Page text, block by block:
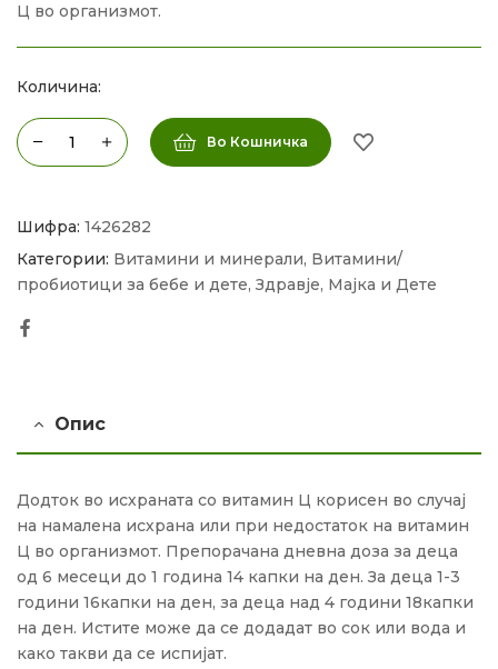
Ц во организмот.
Количина:
Во Кошничка
Шифра: 1426282
Категории: Витамини и минерали, Витамини/
пробиотици за бебе и дете, Здравје, Мајка и Дете
Опис
Додток во исхраната со витамин Ц корисен во случај
на намалена исхрана или при недостаток на витамин
Ц во организмот. Препорачана дневна доза за деца
од 6 месеци до 1 година 14 капки на ден. За деца 1-3
години 16капки на ден, за деца над 4 години 18капки
на ден. Истите може да се додадат во сок или вода и
како такви да се испијат.